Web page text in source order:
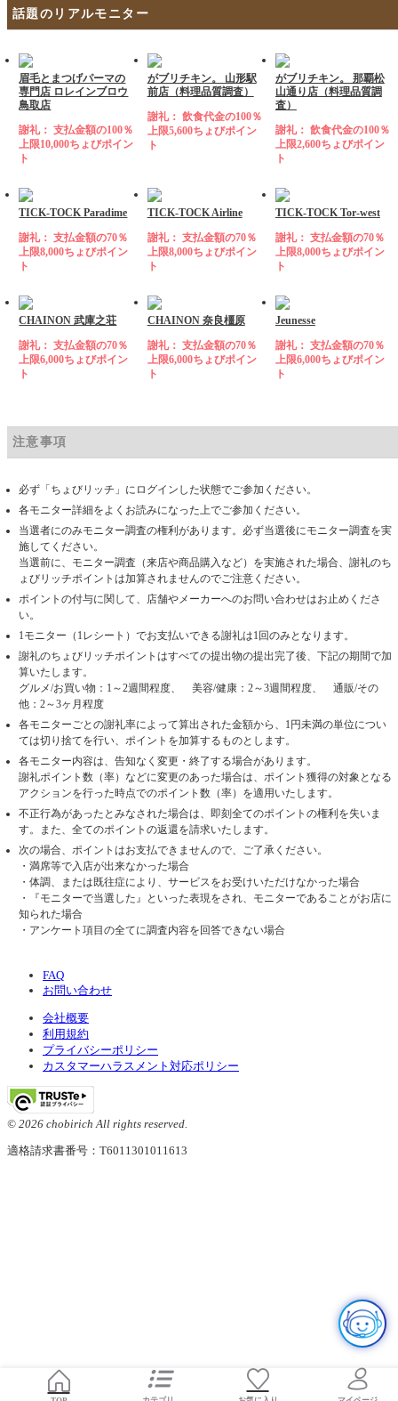
話題のリアルモニター
眉毛とまつげパーマの
専門店 ロレインブロウ
鳥取店
謝礼： 支払金額の100％
上限10,000ちょびポイン
ト
がブリチキン。 山形駅
前店（料理品質調査）
謝礼： 飲食代金の100％
上限5,600ちょびポイン
ト
がブリチキン。 那覇松
山通り店（料理品質調
査）
謝礼： 飲食代金の100％
上限2,600ちょびポイン
ト
TICK-TOCK Paradime
謝礼： 支払金額の70％
上限8,000ちょびポイン
ト
TICK-TOCK Airline
謝礼： 支払金額の70％
上限8,000ちょびポイン
ト
TICK-TOCK Tor-west
謝礼： 支払金額の70％
上限8,000ちょびポイン
ト
CHAINON 武庫之荘
謝礼： 支払金額の70％
上限6,000ちょびポイン
ト
CHAINON 奈良橿原
謝礼： 支払金額の70％
上限6,000ちょびポイン
ト
Jeunesse
謝礼： 支払金額の70％
上限6,000ちょびポイン
ト
注意事項
必ず「ちょびリッチ」にログインした状態でご参加ください。
各モニター詳細をよくお読みになった上でご参加ください。
当選者にのみモニター調査の権利があります。必ず当選後にモニター調査を実
施してください。
当選前に、モニター調査（来店や商品購入など）を実施された場合、謝礼のち
ょびリッチポイントは加算されませんのでご注意ください。
ポイントの付与に関して、店舗やメーカーへのお問い合わせはお止めくださ
い。
1モニター（1レシート）でお支払いできる謝礼は1回のみとなります。
謝礼のちょびリッチポイントはすべての提出物の提出完了後、下記の期間で加
算いたします。
グルメ/お買い物：1～2週間程度、 美容/健康：2～3週間程度、 通販/その
他：2～3ヶ月程度
各モニターごとの謝礼率によって算出された金額から、1円未満の単位につい
ては切り捨てを行い、ポイントを加算するものとします。
各モニター内容は、告知なく変更・終了する場合があります。
謝礼ポイント数（率）などに変更のあった場合は、ポイント獲得の対象となる
アクションを行った時点でのポイント数（率）を適用いたします。
不正行為があったとみなされた場合は、即刻全てのポイントの権利を失いま
す。また、全てのポイントの返還を請求いたします。
次の場合、ポイントはお支払できませんので、ご了承ください。
・満席等で入店が出来なかった場合
・体調、または既往症により、サービスをお受けいただけなかった場合
・『モニターで当選した』といった表現をされ、モニターであることがお店に
知られた場合
・アンケート項目の全てに調査内容を回答できない場合
FAQ
お問い合わせ
会社概要
利用規約
プライバシーポリシー
カスタマーハラスメント対応ポリシー
© 2026 chobirich All rights reserved.
適格請求書番号：T6011301011613